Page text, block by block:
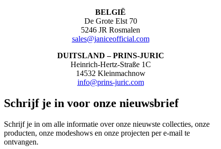
BELGIË
De Grote Elst 70
5246 JR Rosmalen
sales@janiceofficial.com
DUITSLAND – PRINS-JURIC
Heinrich-Hertz-Straße 1C
14532 Kleinmachnow
info@prins-juric.com
Schrijf je in voor onze nieuwsbrief
Schrijf je in om alle informatie over onze nieuwste collecties, onze
producten, onze modeshows en onze projecten per e-mail te
ontvangen.